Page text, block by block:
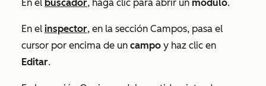
En el buscador, haga clic para abrir un módulo.
En el inspector, en la sección Campos, pasa el
cursor por encima de un campo y haz clic en
Editar.